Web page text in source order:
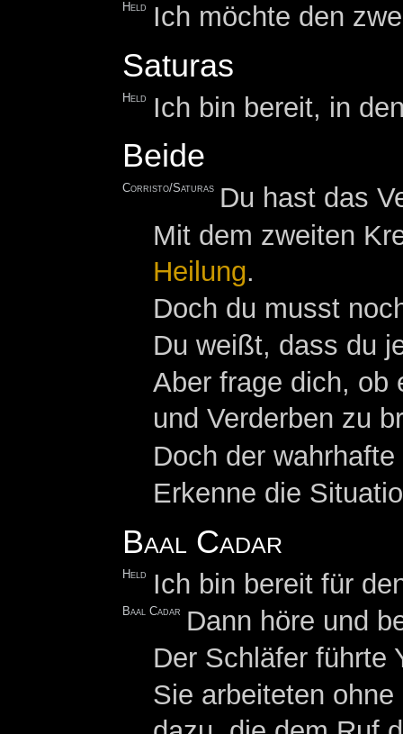
Held Ich möchte den
Saturas
Held Ich bin bereit, in
Beide
Corristo/Saturas Du hast das
Mit dem zweiten
Heilung.
Doch du musst
Du weißt, dass du
Aber frage dich, ob
und Verderben zu
Doch der
Erkenne die
Baal Cadar
Held Ich bin bereit für
Baal Cadar
Dann höre und
Der Schläfer führte
Sie arbeiteten